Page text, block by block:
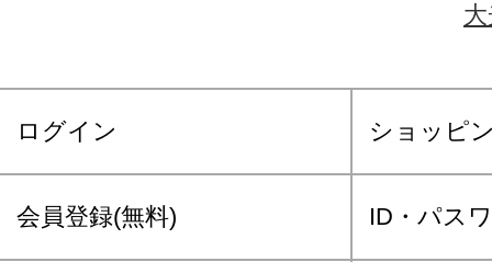
ログイン ショッピ
会員登録(無料) ID・パス